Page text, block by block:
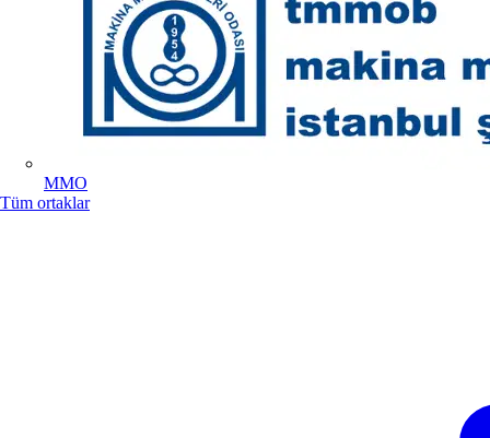
MMO
Tüm ortaklar